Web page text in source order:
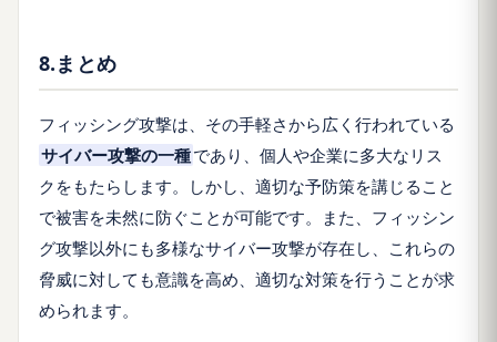
8.まとめ
フィッシング攻撃は、その手軽さから広く行われている
サイバー攻撃の一種であり、個人や企業に多大なリス
クをもたらします。しかし、適切な予防策を講じること
で被害を未然に防ぐことが可能です。また、フィッシン
グ攻撃以外にも多様なサイバー攻撃が存在し、これらの
脅威に対しても意識を高め、適切な対策を行うことが求
められます。